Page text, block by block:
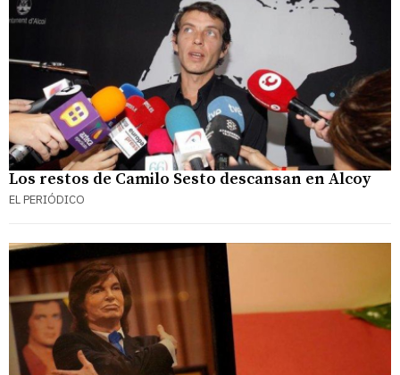
Los restos de Camilo Sesto descansan en Alcoy
EL PERIÓDICO